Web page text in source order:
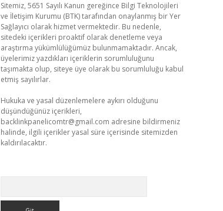
Sitemiz, 5651 Sayılı Kanun gereğince Bilgi Teknolojileri
ve İletişim Kurumu (BTK) tarafından onaylanmış bir Yer
Sağlayıcı olarak hizmet vermektedir. Bu nedenle,
sitedeki içerikleri proaktif olarak denetleme veya
araştırma yükümlülüğümüz bulunmamaktadır. Ancak,
üyelerimiz yazdıkları içeriklerin sorumluluğunu
taşımakta olup, siteye üye olarak bu sorumluluğu kabul
etmiş sayılırlar.
Hukuka ve yasal düzenlemelere aykırı olduğunu
düşündüğünüz içerikleri,
backlinkpanelicomtr@gmail.com adresine bildirmeniz
halinde, ilgili içerikler yasal süre içerisinde sitemizden
kaldırılacaktır.